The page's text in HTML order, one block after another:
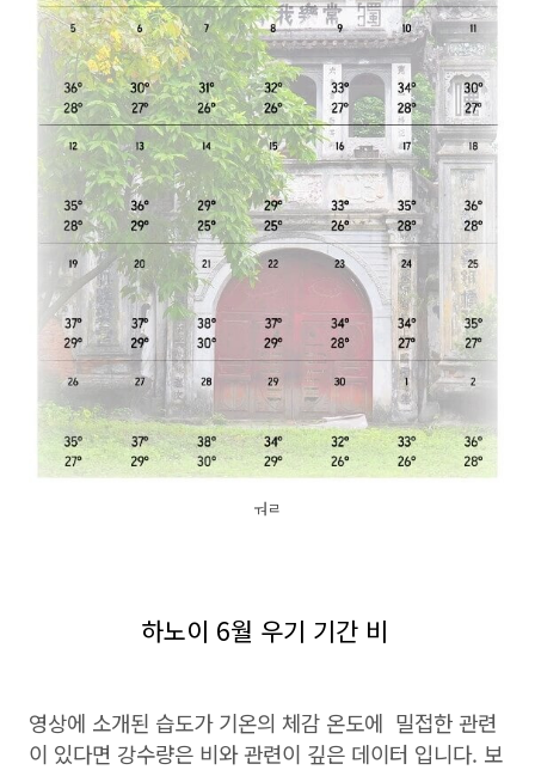
ㅝㄹ
하노이 6월 우기 기간 비
영상에 소개된 습도가 기온의 체감 온도에 밀접한 관련
이 있다면 강수량은 비와 관련이 깊은 데이터 입니다. 보